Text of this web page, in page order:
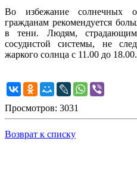
Во избежание солнечных
гражданам рекомендуется
в тени. Людям, страдающим
сосудистой системы, не
жаркого солнца с 11.00 до 18.00.
Просмотров: 3031
Возврат к списку